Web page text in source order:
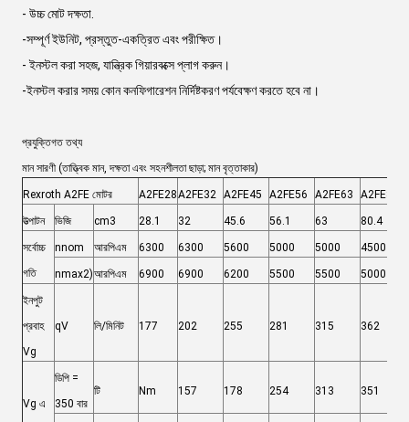
- উচ্চ মোট দক্ষতা.
-সম্পূর্ণ ইউনিট, প্রস্তুত-একত্রিত এবং পরীক্ষিত।
- ইনস্টল করা সহজ, যান্ত্রিক গিয়ারবক্সে প্লাগ করুন।
-ইনস্টল করার সময় কোন কনফিগারেশন নির্দিষ্টকরণ পর্যবেক্ষণ করতে হবে না।
প্রযুক্তিগত তথ্য
মান সারণী (তাত্ত্বিক মান, দক্ষতা এবং সহনশীলতা ছাড়া; মান বৃত্তাকার)
Rexroth A2FE মোটর A2FE28A2FE32 A2FE45 A2FE56 A2FE63 A2FE80
উত্পাটন ভিজি cm3 28.1 32 45.6 56.1 63 80.4
সর্বোচ্চ
গতি
nnom আরপিএম 6300 6300 5600 5000 5000 4500
nmax2)আরপিএম 6900 6900 6200 5500 5500 5000
ইনপুট
প্রবাহ
Vg
qV লি/মিনিট 177 202 255 281 315 362
Vg এ
ডিপি =
350 বার
টি Nm 157 178 254 313 351